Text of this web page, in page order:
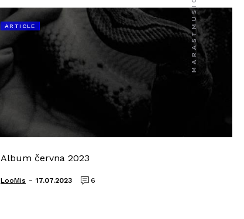
ARTICLE
Album června 2023
LooMis - 17.07.2023 6